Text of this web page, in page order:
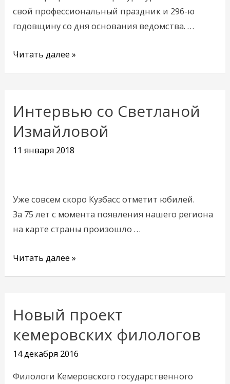
свой профессиональный праздник и 296-ю
годовщину со дня основания ведомства. …
Читать далее »
Интервью со Светланой
Измайловой
11 января 2018
Уже совсем скоро Кузбасс отметит юбилей.
За 75 лет с момента появления нашего региона
на карте страны произошло …
Интервью
Светланой
Измайловой
Читать далее »
Новый проект
кемеровских филологов
14 декабря 2016
Филологи Кемеровского государственного
Новый
кемеровских
филологов